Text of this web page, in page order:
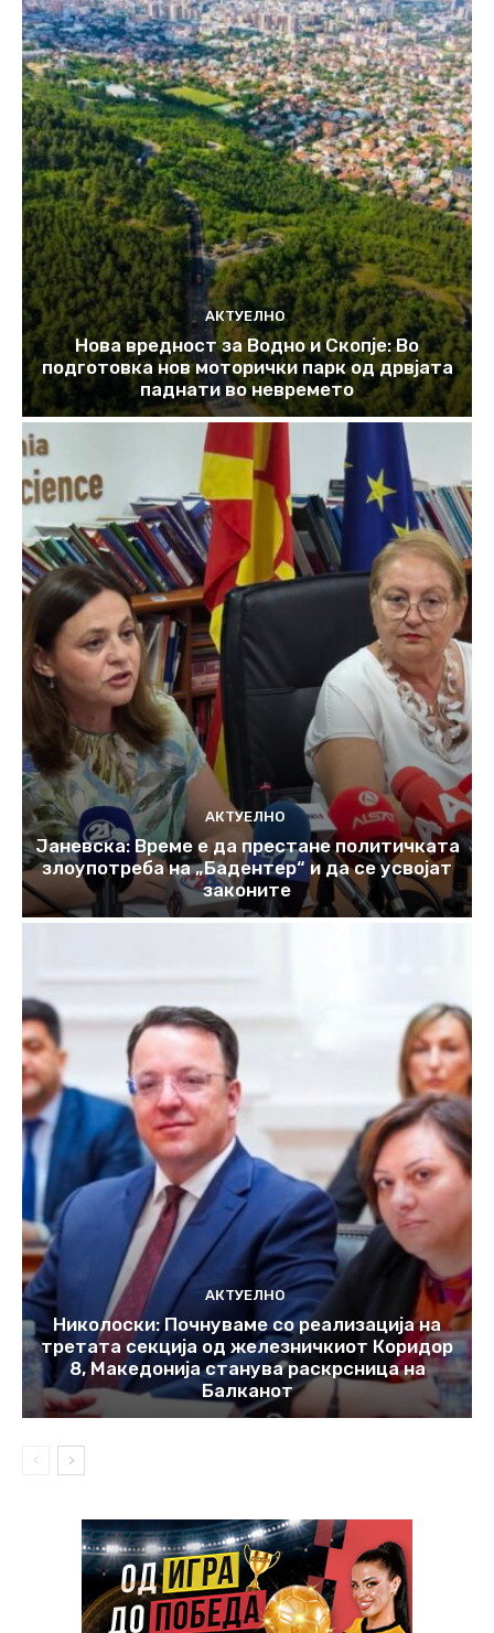
АКТУЕЛНО
Нова вредност за Водно и Скопје: Во
подготовка нов моторички парк од дрвјата
паднати во невремето
АКТУЕЛНО
Јаневска: Време е да престане политичката
злоупотреба на „Бадентер“ и да се усвојат
законите
АКТУЕЛНО
Николоски: Почнуваме со реализација на
третата секција од железничкиот Коридор
8, Македонија станува раскрсница на
Балканот